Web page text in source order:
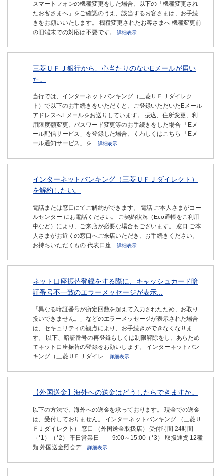
スマートフォンの機種変更をした場合、以下の「機種変更され
たお客さまへ」をご確認のうえ、該当するお客さまは、お手続
きをお願いいたします。 機種変更されたお客さまへ 機種変更前
の旧端末での対応は不要です。
詳細表示
三菱ＵＦＪ銀行から、心当たりのないEメールが届い
た。
当行では、インターネットバンキング（三菱ＵＦＪダイレク
ト）で以下のお手続きをいただくと、ご登録いただいたEメール
アドレスへEメールをお送りしています。 振込、住所変更、利
用限度額変更、パスワード変更等のお手続きをした場合 「Eメ
ール配信サービス」を登録した場合、くわしくはこちら 「Eメ
ール通知サービス」を... 詳細表示
インターネットバンキング（三菱ＵＦＪダイレクト）
を解約したい。
電話または窓口にてご解約ができます。 電話 ご本人さまがコー
ルセンター にお電話ください。 ご契約状況（Eco通帳をご利用
中など）により、ご来店が必要な場合もございます。 窓口 ご本
人さまがお近くの窓口へご来店いただき、お手続きください。
お持ちいただくもの 代表口座... 詳細表示
ネット口座振替登録をする際に、キャッシュカード暗
証番号不一致のエラーメッセージが表示...
「異なる暗証番号が所定回数を超えて入力されたため、お取り
扱いできません。」などのエラーメッセージが表示された場合
は、セキュリティの観点により、お手続きができなくなりま
す。 以下、暗証番号の再登録もしくは制限解除をし、あらため
てネット口座振替の登録をお願いします。 インターネットバン
キング（三菱ＵＦＪダイレ... 詳細表示
【外国送金】海外への送金はどうしたらできますか。
以下の方法で、海外への送金を承っております。 現金での送金
は、受付しておりません。 インターネットバンキング （三菱Ｕ
ＦＪダイレクト） 窓口 （外国送金取扱店） 受付時間 24時間
（*1）（*2） 平日営業日 9:00～15:00（*3） 取扱通貨 12種
類 外国送金照会デ... 詳細表示